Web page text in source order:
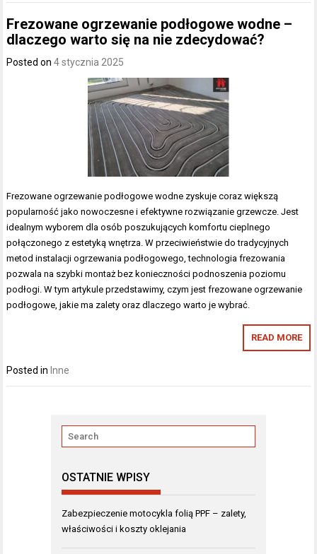
Frezowane ogrzewanie podłogowe wodne –
dlaczego warto się na nie zdecydować?
Posted on4 stycznia 2025
Frezowane ogrzewanie podłogowe wodne zyskuje coraz większą
popularność jako nowoczesne i efektywne rozwiązanie grzewcze. Jest
idealnym wyborem dla osób poszukujących komfortu cieplnego
połączonego z estetyką wnętrza. W przeciwieństwie do tradycyjnych
metod instalacji ogrzewania podłogowego, technologia frezowania
pozwala na szybki montaż bez konieczności podnoszenia poziomu
podłogi. W tym artykule przedstawimy, czym jest frezowane ogrzewanie
podłogowe, jakie ma zalety oraz dlaczego warto je wybrać.
READ MORE
Posted in Inne
OSTATNIE WPISY
Zabezpieczenie motocykla folią PPF – zalety,
właściwości i koszty oklejania